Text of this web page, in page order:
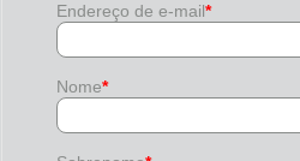
Endereço de e-mail*
Nome*